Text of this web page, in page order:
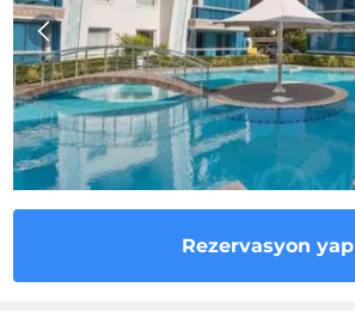
Rezervasyon yap